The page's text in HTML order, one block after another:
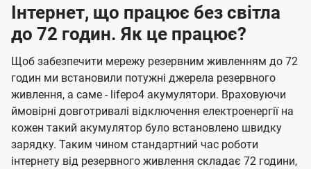
Інтернет, що працює без світла
до 72 годин. Як це працює?
Щоб забезпечити мережу резервним живленням до 72
годин ми встановили потужні джерела резервного
живлення, а саме - lifepo4 акумулятори. Враховуючи
ймовірні довготривалі відключення електроенергії на
кожен такий акумулятор було встановлено швидку
зарядку. Таким чином стандартний час роботи
інтернету від резервного живлення складає 72 години,